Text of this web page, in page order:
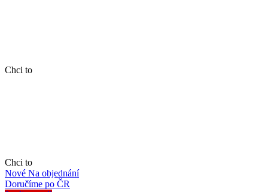
Chci to
Chci to
Nové Na objednání
Doručíme po ČR